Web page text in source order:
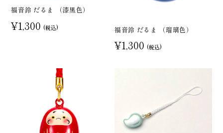
福音鈴 だるま （漆黒色）
¥1,300 (税込) 福音鈴 だるま （瑠璃色）
¥1,300 (税込)